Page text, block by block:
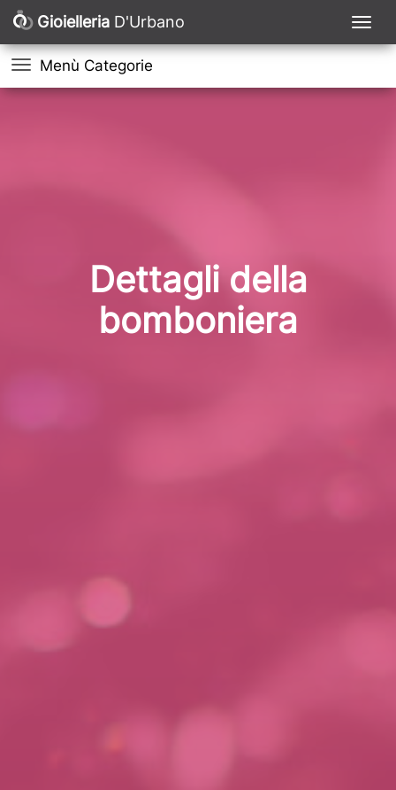
Gioielleria D'Urbano
Menù Categorie
Dettagli della
bomboniera